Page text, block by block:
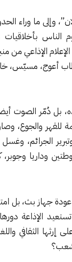
وراء الحدود. ناقشت
مهنة كانت
من منبر معرفة إلى
مسيّس، خاضع للحزب
الصوت أيضاً. أصبحت
وصار الأثير الذي
وغسل الوعي. من
وجوبر، كان الصوت
بل امتحان أخلاقي
دورها كمنبر لكل
واللغوي، وتكون